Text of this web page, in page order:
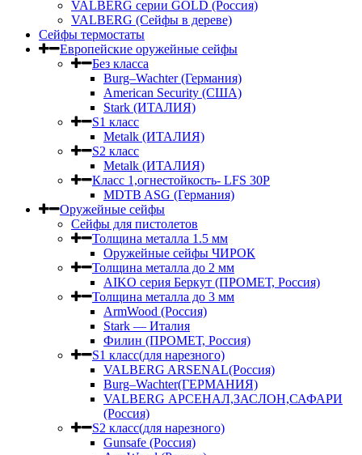
VALBERG серии GOLD (Россия)
VALBERG (Сейфы в дереве)
Сейфы термостаты
Европейские оружейные сейфы
Без класса
Burg–Wachter (Германия)
American Security (США)
Stark (ИТАЛИЯ)
S1 класс
Metalk (ИТАЛИЯ)
S2 класс
Metalk (ИТАЛИЯ)
Класс 1,огнестойкость- LFS 30P
MDTB ASG (Германия)
Оружейные сейфы
Сейфы для пистолетов
Толщина металла 1.5 мм
Оружейные сейфы ЧИРОК
Толщина металла до 2 мм
AIKO серия Беркут (ПРОМЕТ, Россия)
Толщина металла до 3 мм
ArmWood (Россия)
Stark — Италия
Филин (ПРОМЕТ, Россия)
S1 класс(для нарезного)
VALBERG ARSENAL(Россия)
Burg–Wachter(ГЕРМАНИЯ)
VALBERG АРСЕНАЛ,ЗАСЛОН,САФАРИ
(Россия)
S2 класс(для нарезного)
Gunsafe (Россия)